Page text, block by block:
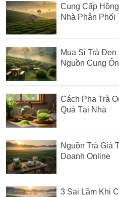
Cung Cấp
Nhà Phân Phối
Mua Sỉ Trà
Nguồn Cung
Cách Pha Trà
Quả Tại Nhà
Nguồn Trà Giá
Doanh Online
3 Sai Lầm Khi